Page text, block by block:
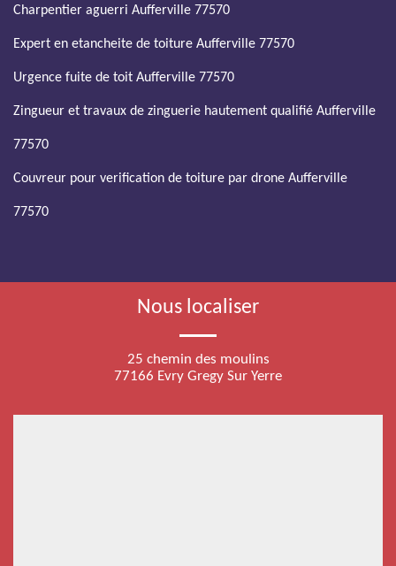
Charpentier aguerri Aufferville 77570
Expert en etancheite de toiture Aufferville 77570
Urgence fuite de toit Aufferville 77570
Zingueur et travaux de zinguerie hautement qualifié Aufferville
77570
Couvreur pour verification de toiture par drone Aufferville
77570
Nous localiser
25 chemin des moulins
77166 Evry Gregy Sur Yerre